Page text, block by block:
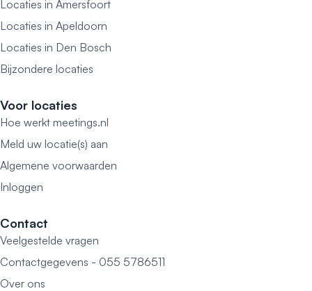
Locaties in Amersfoort
Locaties in Apeldoorn
Locaties in Den Bosch
Bijzondere locaties
Voor locaties
Hoe werkt meetings.nl
Meld uw locatie(s) aan
Algemene voorwaarden
Inloggen
Contact
Veelgestelde vragen
Contactgegevens - 055 5786511
Over ons